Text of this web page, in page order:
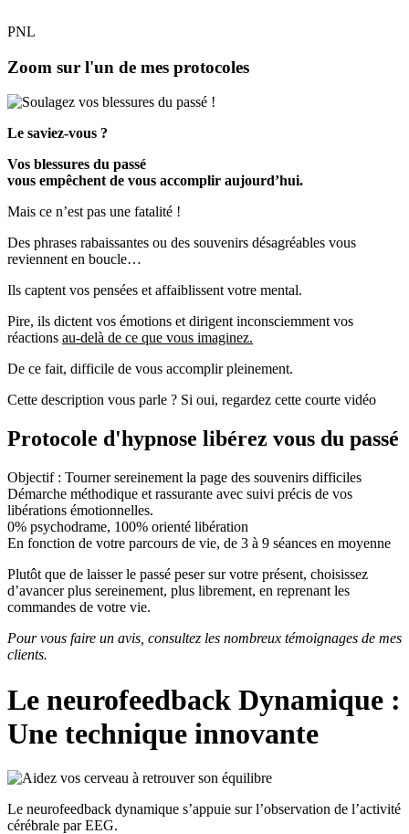
PNL
Zoom sur l'un de mes protocoles
Le saviez-vous ?
Vos blessures du passé
vous empêchent de vous accomplir aujourd’hui.
Mais ce n’est pas une fatalité !
Des phrases rabaissantes ou des souvenirs désagréables vous
reviennent en boucle…
Ils captent vos pensées et affaiblissent votre mental.
Pire, ils dictent vos émotions et dirigent inconsciemment vos
réactions au-delà de ce que vous imaginez.
De ce fait, difficile de vous accomplir pleinement.
Cette description vous parle ? Si oui, regardez cette courte vidéo
Protocole d'hypnose libérez vous du passé
Objectif : Tourner sereinement la page des souvenirs difficiles
Démarche méthodique et rassurante avec suivi précis de vos
libérations émotionnelles.
0% psychodrame, 100% orienté libération
En fonction de votre parcours de vie, de 3 à 9 séances en moyenne
Plutôt que de laisser le passé peser sur votre présent, choisissez
d’avancer plus sereinement, plus librement, en reprenant les
commandes de votre vie.
Pour vous faire un avis, consultez les nombreux témoignages de mes
clients.
Le neurofeedback Dynamique :
Une technique innovante
Le neurofeedback dynamique s’appuie sur l’observation de l’activité
cérébrale par EEG.